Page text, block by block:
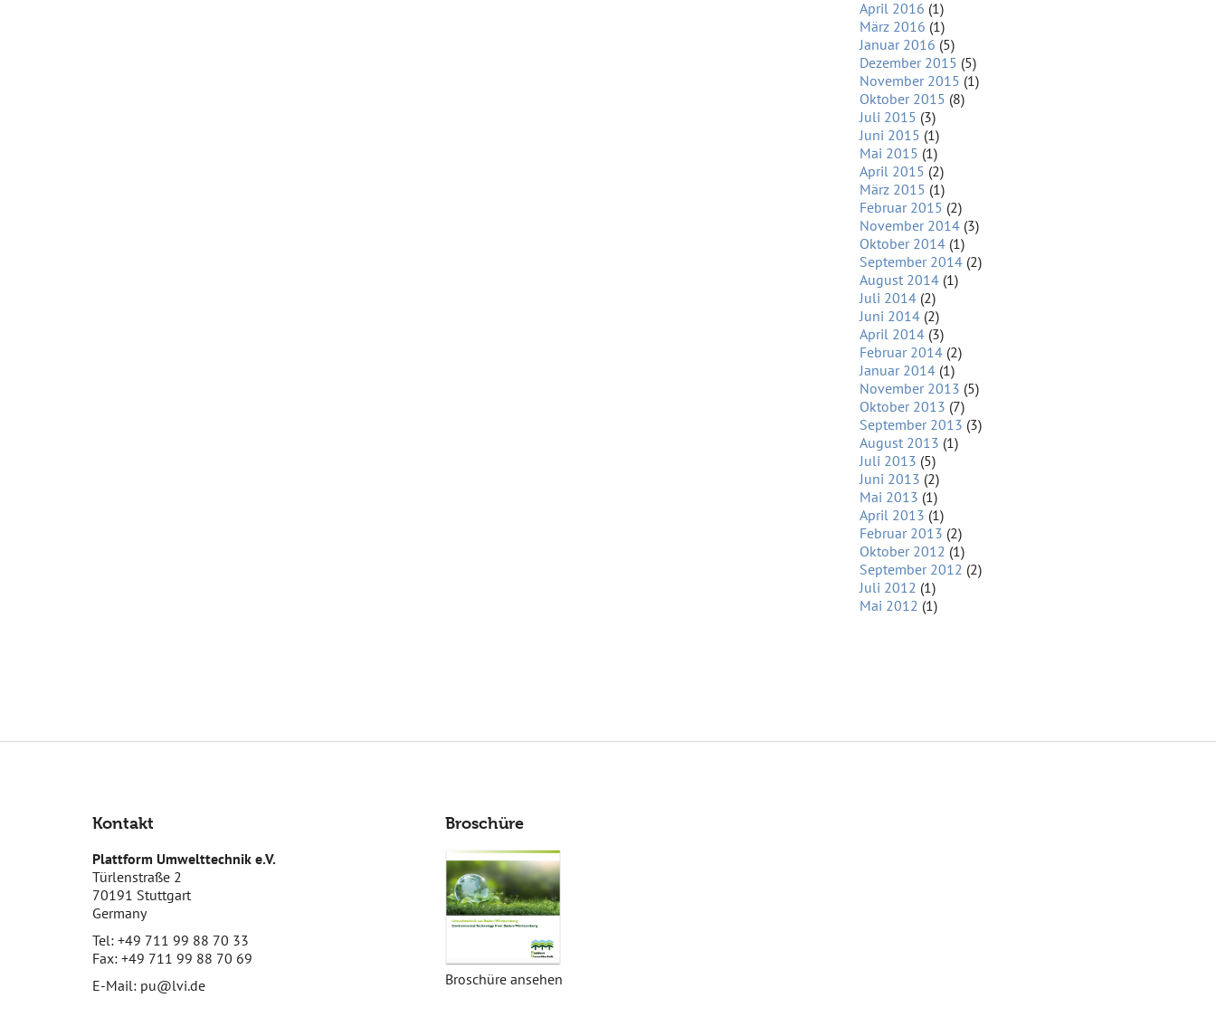
April 2016 (1)
März 2016 (1)
Januar 2016 (5)
Dezember 2015 (5)
November 2015 (1)
Oktober 2015 (8)
Juli 2015 (3)
Juni 2015 (1)
Mai 2015 (1)
April 2015 (2)
März 2015 (1)
Februar 2015 (2)
November 2014(3)
Oktober 2014(1)
September 2014(2)
August 2014(1)
Juli 2014(2)
Juni 2014(2)
April 2014(3)
Februar 2014(2)
Januar 2014(1)
November 2013 (5)
Oktober 2013 (7)
September 2013 (3)
August 2013 (1)
Juli 2013 (5)
Juni 2013 (2)
Mai 2013 (1)
April 2013 (1)
Februar 2013 (2)
Oktober 2012 (1)
September 2012 (2)
Juli 2012 (1)
Mai 2012 (1)
Kontakt
Plattform Umwelttechnik e.V.
Türlenstraße 2
70191 Stuttgart
Germany
Tel: +49 711 99 88 70 33
Fax: +49 711 99 88 70 69
E-Mail: pu@lvi.de
Broschüre
Broschüre ansehen